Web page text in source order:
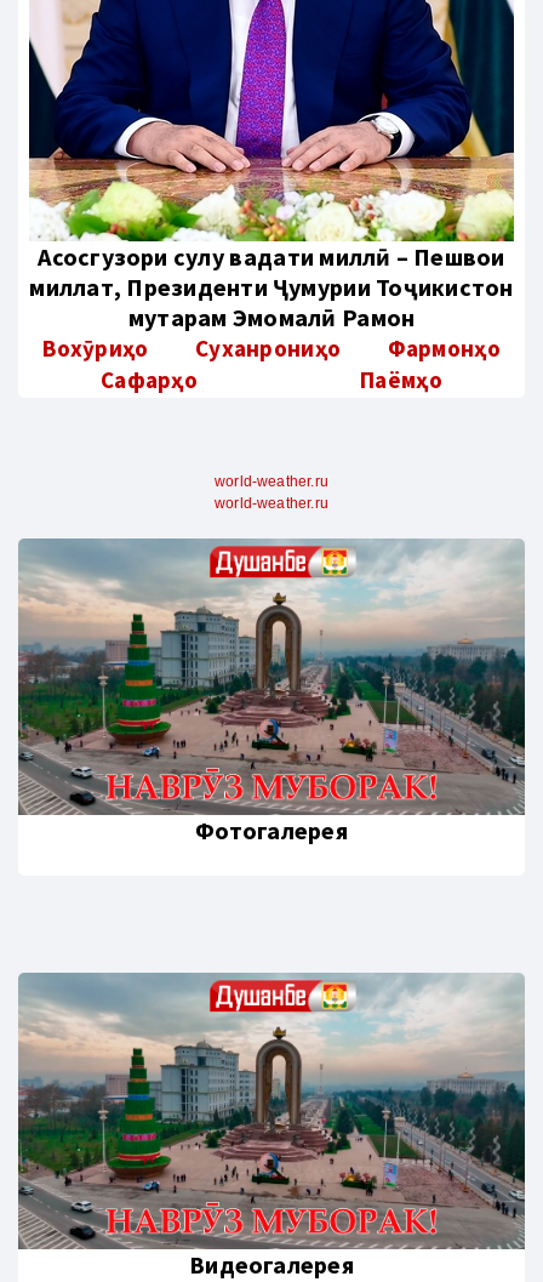
Aсосгузори сулҳу ваҳдати миллӣ – Пешвои
миллат, Президенти Ҷумҳурии Тоҷикистон
муҳтарам Эмомалӣ Раҳмон
Вохӯриҳо Суханрониҳо
Фармонҳо
Сафарҳо
Паёмҳо
world-weather.ru
world-weather.ru
Фотогалерея
Видеогалерея